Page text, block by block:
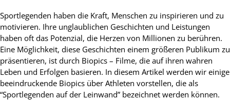
Sportlegenden haben die Kraft, Menschen zu inspirieren und zu
motivieren. Ihre unglaublichen Geschichten und Leistungen
haben oft das Potenzial, die Herzen von Millionen zu berühren.
Eine Möglichkeit, diese Geschichten einem größeren Publikum zu
präsentieren, ist durch Biopics – Filme, die auf ihren wahren
Leben und Erfolgen basieren. In diesem Artikel werden wir einige
beeindruckende Biopics über Athleten vorstellen, die als
“Sportlegenden auf der Leinwand” bezeichnet werden können.